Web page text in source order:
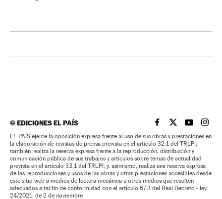
©EDICIONES EL PAÍS EL PAÍS BRASIL EN
EL PAÍSEL PAÍS
EL
EL PAÍS ejerce la oposición expresa frente al uso de sus obras y prestaciones en
la elaboración de revistas de prensa prevista en el artículo 32.1 del TRLPI;
también realiza la reserva expresa frente a la reproducción, distribución y
comunicación pública de sus trabajos y artículos sobre temas de actualidad
prevista en el artículo 33.1 del TRLPI; y, asimismo, realiza una reserva expresa
de las reproducciones y usos de las obras y otras prestaciones accesibles desde
este sitio web a medios de lectura mecánica u otros medios que resulten
adecuados a tal fin de conformidad con el artículo 67.3 del Real Decreto - ley
24/2021, de 2 de noviembre